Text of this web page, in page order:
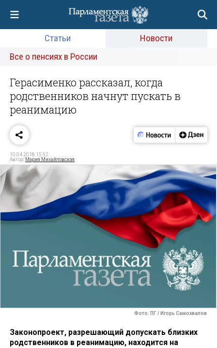
Статьи
Новости
Все о пенсиях в России
Герасименко рассказал, когда
родственников начнут пускать в
реанимацию
10.04.2018 15:52
Автор: Мария Михайловская
Фото: ПГ / Игорь Самохвалов
Законопроект, разрешающий допускать близких
родственников в реанимацию, находится на